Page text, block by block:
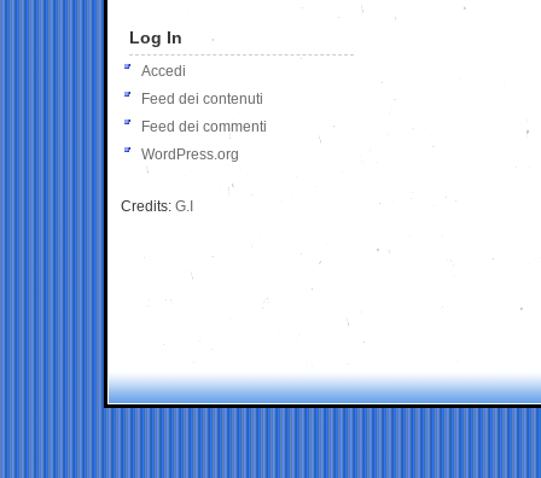
Log In
Accedi
Feed dei contenuti
Feed dei commenti
WordPress.org
Credits: G.I